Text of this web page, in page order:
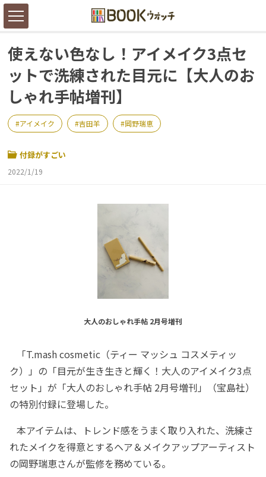
使えない色なし！アイメイク3点セ
ットで洗練された目元に【大人のお
しゃれ手帖増刊】
アイメイク 吉田羊 岡野瑞恵
付録がすごい
2022/1/19
大人のおしゃれ手帖 2月号増刊
「T.mash cosmetic（ティー マッシュ コスメティッ
ク）」の「目元が生き生きと輝く！大人のアイメイク3点
セット」が「大人のおしゃれ手帖 2月号増刊」（宝島社）
の特別付録に登場した。
本アイテムは、トレンド感をうまく取り入れた、洗練さ
れたメイクを得意とするヘア＆メイクアップアーティスト
の岡野瑞恵さんが監修を務めている。